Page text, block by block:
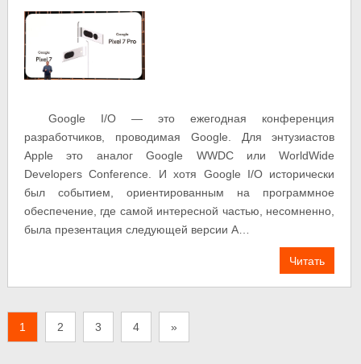
Google I/O — это ежегодная конференция
разработчиков, проводимая Google. Для энтузиастов
Apple это аналог Google WWDC или WorldWide
Developers Conference. И хотя Google I/O исторически
был событием, ориентированным на программное
обеспечение, где самой интересной частью, несомненно,
была презентация следующей версии A…
Читать
1 2 3 4 »